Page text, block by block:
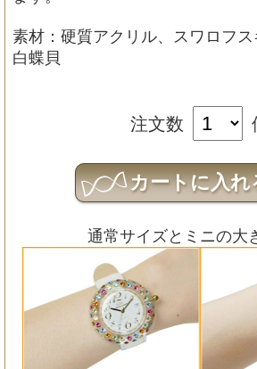
素材：硬質アクリル、スワロフス
白蝶貝
注文数
通常サイズとミニの大